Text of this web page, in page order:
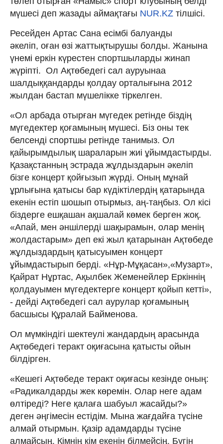
мүшесі деп жазады аймақтағы NUR.KZ тілшісі.
Ресейден Артас Сана есімбі балуанды
әкеліп, оған өзі жаттықтырушы болды. Жанына
үнемі еркін күрестен спортшыларды жинап
жүріпті. Ол Ақтөбедегі сал ауруынаа
шалдыққандарды қолдау орталығына 2012
жылдан бастап мүшелікке тіркелген.
«Ол арбада отырған мүгедек ретінде біздің
мүгедектер қоғамының мүшесі. Біз оны тек
белсенді спортшы ретінде танимыз. Ол
қайырымдылық шараларын жиі ұйымдастырды.
Қазақстанның эстрада жұлдыздарын әкеліп
бізге концерт қойғызып жүрді. Оның мұнай
ұрлығына қатысы бар күдіктілердің қатарында
екенін естіп шошып отырмыз, аң-таңбыз. Ол кісі
біздерге ешқашан ақшалай көмек берген жоқ.
«Апай, мен әншілерді шақырамын, олар менің
жолдастарым» деп екі жыл қатарынан Ақтөбеде
жұлдыздардың қатысуымен концерт
ұйымдастырып берді. «Нұр-Мұқасан»,«Музарт»,
Қайрат Нұртас, Ақылбек Жеменейлер Еркіннің
қолдауымен мүгедектерге концерт қойып кетті»,
- дейді Ақтөбедегі сал аурулар қоғамының
басшысы Құралай Байменова.
Ол мүмкіндігі шектеулі жандардың арасында
Ақтөбедегі теракт оқиғасына қатысты ойын
білдірген.
«Кешегі Ақтөбеде теракт оқиғасы кезінде оның:
«Радикалдарды жек көремін. Олар неге адам
өлтіреді? Неге қалаға шабуыл жасайды?»
деген әңгімесін естідім. Мына жағдайға түсіне
алмай отырмын. Қазір адамдарды түсіне
алмайсың. Кімнің кім екенін білмейсің. Бүгін